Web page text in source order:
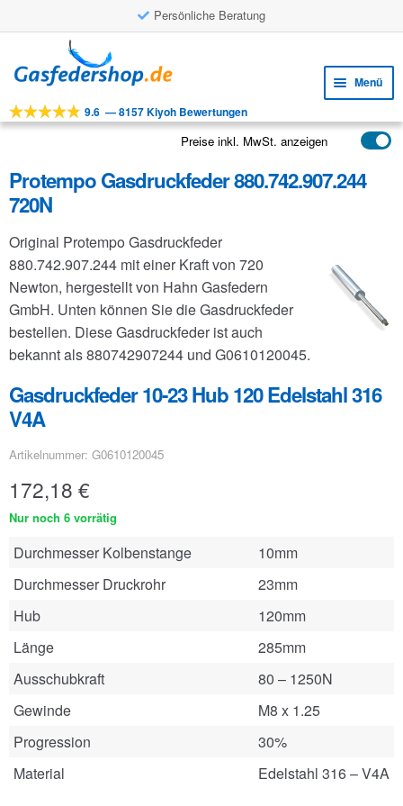
Persönliche Beratung
Navigation
springen
Inhalt
springen
Menü
Werkzeuge
Anwendungen
FAQ
9.6 —8157 Kiyoh Bewertungen
Preise inkl. MwSt. anzeigen
Protempo Gasdruckfeder 880.742.907.244
720N
Original Protempo Gasdruckfeder
880.742.907.244 mit einer Kraft von 720
Newton, hergestellt von Hahn Gasfedern
GmbH. Unten können Sie die Gasdruckfeder
bestellen. Diese Gasdruckfeder ist auch
bekannt als 880742907244 und G0610120045.
Gasdruckfeder 10-23 Hub 120 Edelstahl 316
V4A
Artikelnummer: G0610120045
172,18 €
Nur noch 6 vorrätig
Durchmesser Kolbenstange
10mm
Durchmesser Druckrohr
23mm
Hub
120mm
Länge
285mm
Ausschubkraft
80 – 1250N
Gewinde
M8 x 1.25
Progression
30%
Material
Edelstahl 316 – V4A